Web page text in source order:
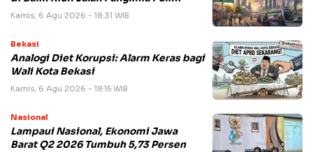
Kamis, 6 Agu 2026 - 18:31 WIB
Bekasi
Analogi Diet Korupsi: Alarm Keras bagi
Wali Kota Bekasi
Kamis, 6 Agu 2026 - 18:15 WIB
Nasional
Lampaui Nasional, Ekonomi Jawa
Barat Q2 2026 Tumbuh 5,73 Persen